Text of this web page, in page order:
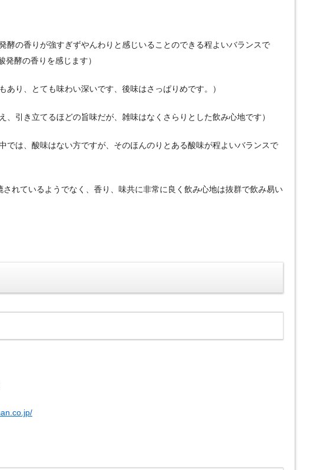
酵の香りが強すぎずやんわりと感じいることのできる程よいバランスで
酵の香りを感じます）
あり、とても味わい深いです、後味はさっぱりめです。）
、引き立てるほどの旨味だが、雑味はなくさらりとした飲み心地です）
では、酸味はない方ですが、そのほんのりとある酸味が程よいバランスで
れているようでなく、香り、味共に非常に良く飲み心地は抜群で飲み易い